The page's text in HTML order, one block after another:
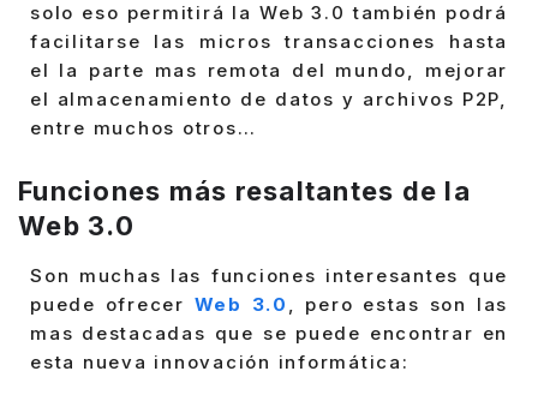
solo eso permitirá la Web 3.0 también podrá
facilitarse las micros transacciones hasta
el la parte mas remota del mundo, mejorar
el almacenamiento de datos y archivos P2P,
entre muchos otros…
Funciones más resaltantes de la
Web 3.0
Son muchas las funciones interesantes que
puede ofrecer Web 3.0 , pero estas son las
mas destacadas que se puede encontrar en
esta nueva innovación informática: